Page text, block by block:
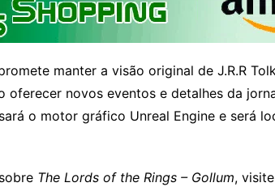
manter a visão original de J.R.R
oferecer novos eventos e detalhes da
o motor gráfico Unreal Engine e será
The Lords of the Rings – Gollum, visite